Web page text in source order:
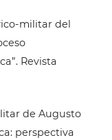
militar del
Revista
de Augusto
perspectiva